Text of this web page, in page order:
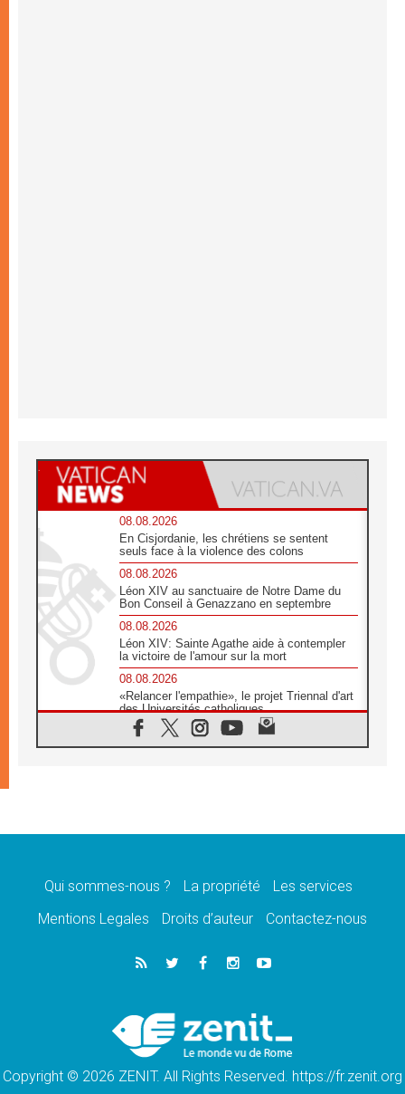
08.08.2026
En Cisjordanie, les chrétiens se sentent
seuls face à la violence des colons
08.08.2026
Léon XIV au sanctuaire de Notre Dame du
Bon Conseil à Genazzano en septembre
08.08.2026
Léon XIV: Sainte Agathe aide à contempler
la victoire de l'amour sur la mort
08.08.2026
«Relancer l'empathie», le projet Triennal d'art
des Universités catholiques
08.08.2026
Signis 2026, donner la parole aux religieuses
07.08.2026
07.08.2026
de l'Assomption et mémoire nationale
«La paix commence par l'empathie» estime
le cardinal Parolin
En Colombie, «la paix ne s'achète pas avec
une signature»
Qui sommes-nous ? La propriété
Les services
Mentions Legales
Droits d’auteur Contactez-nous
Copyright © 2026 ZENIT. All Rights Reserved. https://fr.zenit.org